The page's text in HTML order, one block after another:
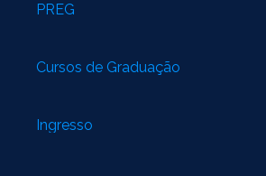
PREG
Cursos de Graduação
Ingresso